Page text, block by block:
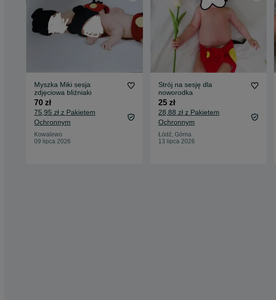
Myszka Miki sesja
zdjęciowa bliźniaki
70 zł
75,95 zł z Pakietem
Ochronnym
Kowalewo
09 lipca 2026
Strój na sesję dla
noworodka
25 zł
28,88 zł z Pakietem
Ochronnym
Łódź, Górna
13 lipca 2026